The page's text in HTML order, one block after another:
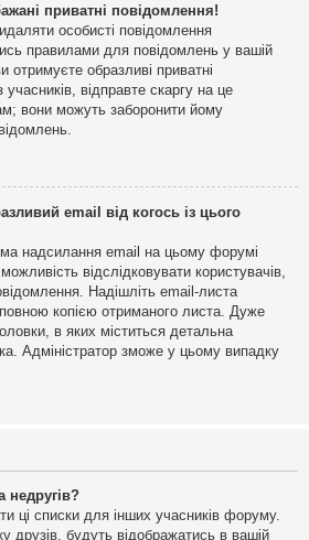
приватні повідомлення!
особисті повідомлення
правилами для повідомлень у вашій
образливі приватні
відправте скаргу на це
вони можуть заборонити йому
email від когось із цього
надсилання email на цьому форумі
відслідковувати користувачів,
Надішліть email-листа
копією отриманого листа. Дуже
в яких міститься детальна
Адміністратор зможе у цьому випадку
недругів?
ці списки для інших учасників форуму.
друзів, будуть відображатись в вашій